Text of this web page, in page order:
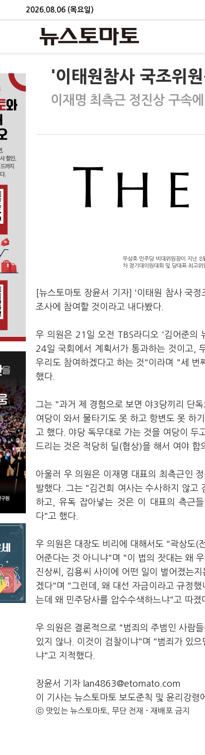
2026.08.06 (목요일)
'이태원참사 국조위
이재명 최측근 정진상 구속
우상호 민주당 비대위원장이 지난
차 정기대의원대회 및 당대표·최고
[뉴스토마토 장윤서 기자] '이태원 참사 국
조사에 참여할 것이라고 내다봤다.
우 의원은 21일 오전 TBS라디오 '김어준의
24일 국회에서 계획서가 통과하는 것이고,
우리도 참여하겠다고 하는 것"이라며 "세 번
했다.
그는 "과거 제 경험으로 보면 야3당끼리 단
여당이 와서 물타기도 못 하고 항변도 못 하
고 했다. 야당 독무대로 가는 것을 여당이 두
드리는 것은 적당히 딜(협상)을 해서 여야 합
아울러 우 의원은 이재명 대표의 최측근인
발했다. 그는 "김건희 여사는 수사하지 않고
하고, 유독 잡아넣는 것은 이 대표의 측근
다"고 했다.
우 의원은 대장도 비리에 대해서도 "곽상도(
어준다는 것 아니냐"며 "이 법의 잣대는 왜
진상씨, 김용씨 사이에 어떤 일이 벌어졌는
겠다"며 "그런데, 왜 대선 자금이라고 규정
는데 왜 민주당사를 압수수색하느냐"고 따졌
우 의원은 결론적으로 "범죄의 주범인 사람
있지 않나. 이것이 검찰이냐"며 "범죄가 있
냐"고 지적했다.
장윤서 기자 lan4863@etomato.com
이 기사는 뉴스토마토 보도준칙 및 윤리강령
ⓒ 맛있는 뉴스토마토, 무단 전재 - 재배포 금지